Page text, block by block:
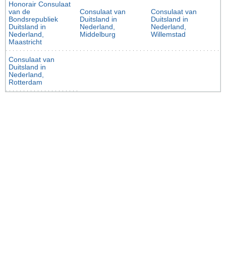
Honorair Consulaat
van de
Bondsrepubliek
Duitsland in
Nederland,
Maastricht
Consulaat van
Duitsland in
Nederland,
Middelburg
Consulaat van
Duitsland in
Nederland,
Willemstad
Consulaat van
Duitsland in
Nederland,
Rotterdam